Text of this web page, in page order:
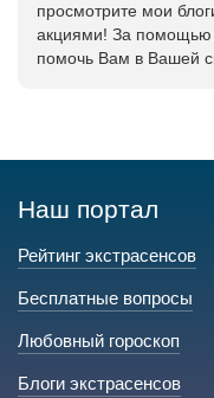
просмотрите мои
акциями! За помощью
помочь Вам в Вашей
Наш портал
Рейтинг экстрасенсов
Бесплатные вопросы
Любовный гороскоп
Блоги экстрасенсов